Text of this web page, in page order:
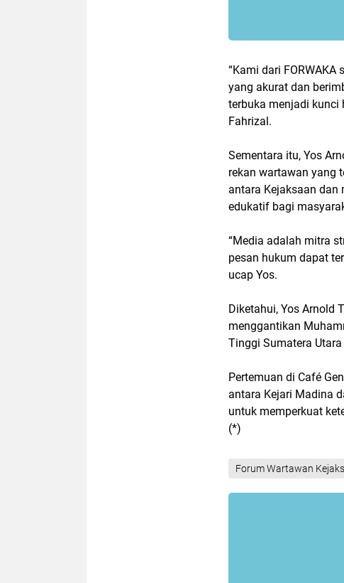
“Kami dari
yang akurat dan
terbuka menjadi kunci
Fahrizal.
Sementara itu, Yos
rekan wartawan yang
antara Kejaksaan
edukatif bagi
“Media adalah mitra
pesan hukum dapat
ucap Yos.
Diketahui, Yos Arnold
menggantikan
Tinggi Sumatera
Pertemuan di Café
antara Kejari Madina
untuk memperkuat
(*)
Forum Wartawan